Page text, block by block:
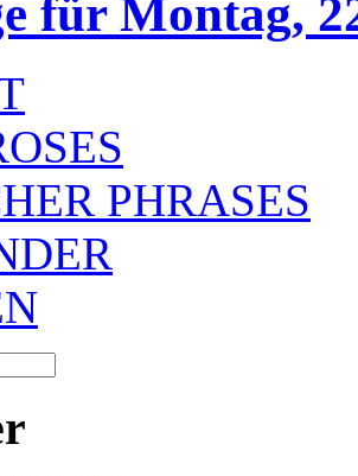
für Montag,
PHRASES